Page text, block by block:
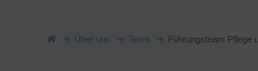
Über uns Team Führungsteam Pflege